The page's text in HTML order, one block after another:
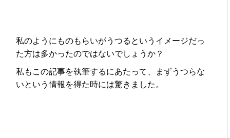
私のようにものもらいがうつるというイメージだっ
た方は多かったのではないでしょうか？
私もこの記事を執筆するにあたって、まずうつらな
いという情報を得た時には驚きました。